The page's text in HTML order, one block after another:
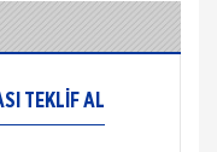
TEKLIF AL